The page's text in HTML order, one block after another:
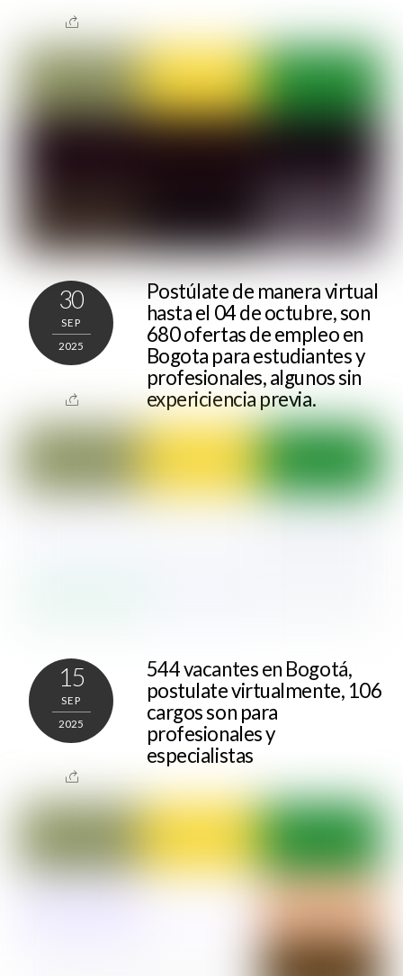
30
SEP
2025
Postúlate de manera virtual
hasta el 04 de octubre, son
680 ofertas de empleo en
Bogota para estudiantes y
profesionales, algunos sin
expericiencia previa.
15
SEP
2025
544 vacantes en Bogotá,
postulate virtualmente, 106
cargos son para
profesionales y
especialistas